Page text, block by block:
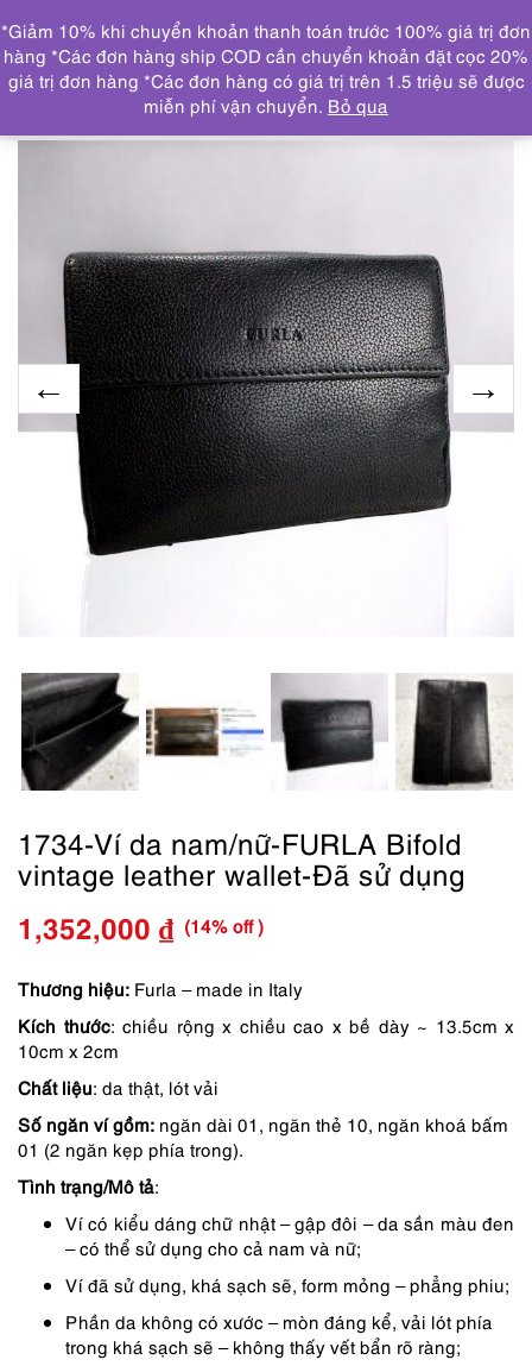
DANH MỤC
Trang chủ THƯƠNG HIỆU NỔI BẬT FURLA
1734-Ví
da nam/nữ-FURLA Bifold vintage leather wallet-Đã sử dụng
1734-Ví da nam/nữ-FURLA Bifold
vintage leather wallet-Đã sử dụng
Giá
gốc
là:
1,352,000 ₫
Giá
hiện
tại
(14% off )
Thương hiệu: Furla – made in Italy
Kích thước: chiều rộng x chiều cao x bề dày ~ 13.5cm x
10cm x 2cm
Chất liệu: da thật, lót vải
Số ngăn ví gồm: ngăn dài 01, ngăn thẻ 10, ngăn khoá bấm
01 (2 ngăn kẹp phía trong).
Tình trạng/Mô tả:
Ví có kiểu dáng chữ nhật – gập đôi – da sần màu đen
– có thể sử dụng cho cả nam và nữ;
Ví đã sử dụng, khá sạch sẽ, form mỏng – phẳng phiu;
Phần da không có xước – mòn đáng kể, vải lót phía
trong khá sạch sẽ – không thấy vết bẩn rõ ràng;
*Giảm 10% khi chuyển khoản thanh toán trước 100% giá trị đơn
hàng *Các đơn hàng ship COD cần chuyển khoản đặt cọc 20%
giá trị đơn hàng *Các đơn hàng có giá trị trên 1.5 triệu sẽ được
miễn phí vận chuyển. Bỏ qua